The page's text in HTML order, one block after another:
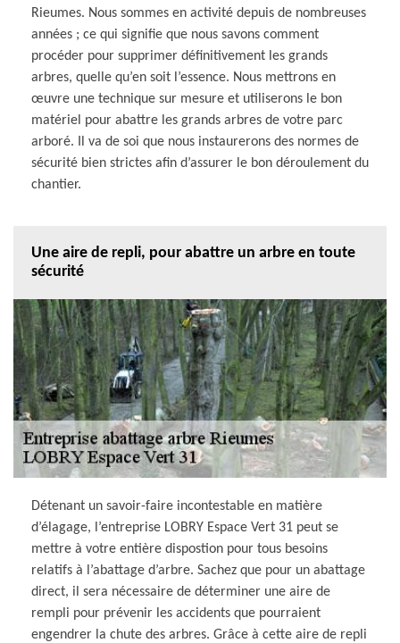
Rieumes. Nous sommes en activité depuis de nombreuses
années ; ce qui signifie que nous savons comment
procéder pour supprimer définitivement les grands
arbres, quelle qu’en soit l’essence. Nous mettrons en
œuvre une technique sur mesure et utiliserons le bon
matériel pour abattre les grands arbres de votre parc
arboré. Il va de soi que nous instaurerons des normes de
sécurité bien strictes afin d’assurer le bon déroulement du
chantier.
Une aire de repli, pour abattre un arbre en toute
sécurité
Détenant un savoir-faire incontestable en matière
d’élagage, l’entreprise LOBRY Espace Vert 31 peut se
mettre à votre entière dispostion pour tous besoins
relatifs à l’abattage d’arbre. Sachez que pour un abattage
direct, il sera nécessaire de déterminer une aire de
rempli pour prévenir les accidents que pourraient
engendrer la chute des arbres. Grâce à cette aire de repli